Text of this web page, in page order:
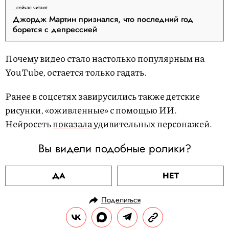
сейчас читают
Джордж Мартин признался, что последний год
борется с депрессией
Почему видео стало настолько популярным на
YouTube, остается только гадать.
Ранее в соцсетях завирусились также детские
рисунки, «оживленные» с помощью ИИ.
Нейросетьпоказалаудивительных персонажей.
Вы видели подобные ролики?
ДА НЕТ
Поделиться